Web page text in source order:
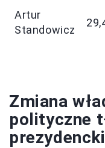
Artur
Standowicz
Zmiana
polityczne